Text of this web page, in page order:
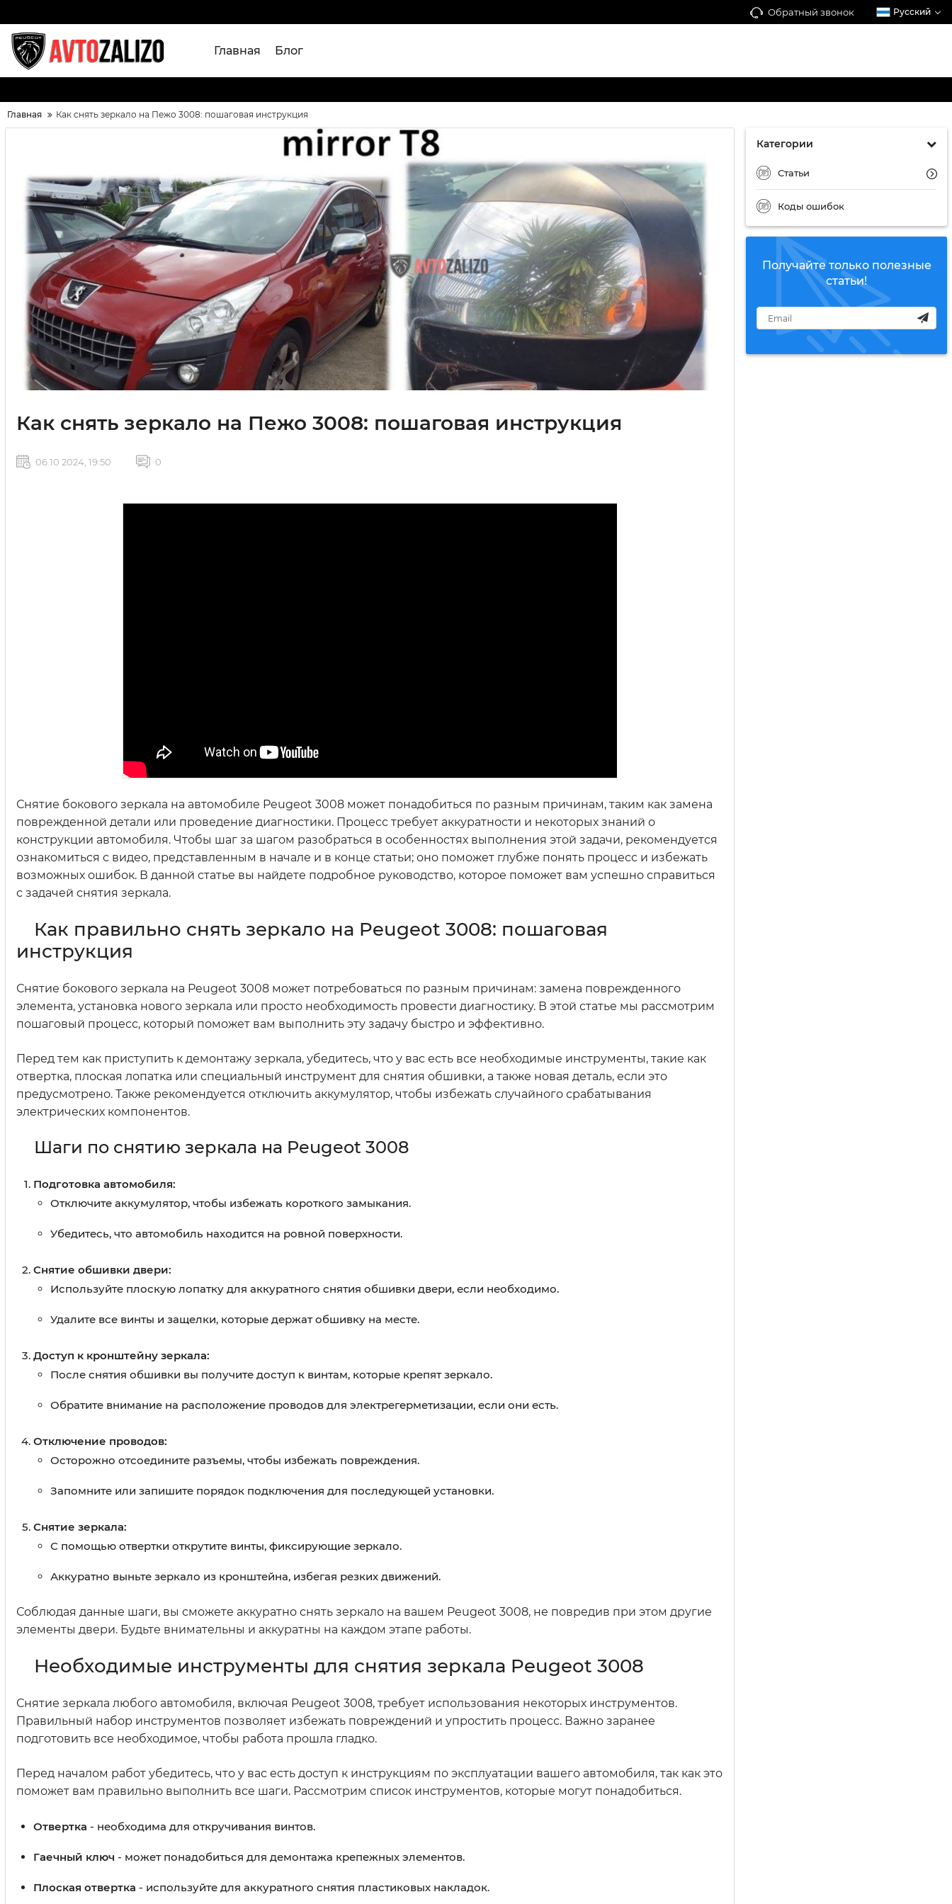
Обратный звонок Русский
Главная Блог
Главная Как снять зеркало на Пежо 3008: пошаговая инструкция
Категории
Статьи
Коды ошибок
Получайте только полезные
статьи!
Как снять зеркало на Пежо 3008: пошаговая инструкция
06 10 2024, 19:50 0
Снятие бокового зеркала на автомобиле Peugeot 3008 может понадобиться по разным причинам, таким как замена
поврежденной детали или проведение диагностики. Процесс требует аккуратности и некоторых знаний о
конструкции автомобиля. Чтобы шаг за шагом разобраться в особенностях выполнения этой задачи, рекомендуется
ознакомиться с видео, представленным в начале и в конце статьи; оно поможет глубже понять процесс и избежать
возможных ошибок. В данной статье вы найдете подробное руководство, которое поможет вам успешно справиться
с задачей снятия зеркала.
Как правильно снять зеркало на Peugeot 3008: пошаговая
инструкция
Снятие бокового зеркала на Peugeot 3008 может потребоваться по разным причинам: замена поврежденного
элемента, установка нового зеркала или просто необходимость провести диагностику. В этой статье мы рассмотрим
пошаговый процесс, который поможет вам выполнить эту задачу быстро и эффективно.
Перед тем как приступить к демонтажу зеркала, убедитесь, что у вас есть все необходимые инструменты, такие как
отвертка, плоская лопатка или специальный инструмент для снятия обшивки, а также новая деталь, если это
предусмотрено. Также рекомендуется отключить аккумулятор, чтобы избежать случайного срабатывания
электрических компонентов.
Шаги по снятию зеркала на Peugeot 3008
Подготовка автомобиля:
Отключите аккумулятор, чтобы избежать короткого замыкания.
Убедитесь, что автомобиль находится на ровной поверхности.
Снятие обшивки двери:
Используйте плоскую лопатку для аккуратного снятия обшивки двери, если необходимо.
Удалите все винты и защелки, которые держат обшивку на месте.
Доступ к кронштейну зеркала:
После снятия обшивки вы получите доступ к винтам, которые крепят зеркало.
Обратите внимание на расположение проводов для электрегерметизации, если они есть.
Отключение проводов:
Осторожно отсоедините разъемы, чтобы избежать повреждения.
Запомните или запишите порядок подключения для последующей установки.
Снятие зеркала:
С помощью отвертки открутите винты, фиксирующие зеркало.
Аккуратно выньте зеркало из кронштейна, избегая резких движений.
Соблюдая данные шаги, вы сможете аккуратно снять зеркало на вашем Peugeot 3008, не повредив при этом другие
элементы двери. Будьте внимательны и аккуратны на каждом этапе работы.
Необходимые инструменты для снятия зеркала Peugeot 3008
Снятие зеркала любого автомобиля, включая Peugeot 3008, требует использования некоторых инструментов.
Правильный набор инструментов позволяет избежать повреждений и упростить процесс. Важно заранее
подготовить все необходимое, чтобы работа прошла гладко.
Перед началом работ убедитесь, что у вас есть доступ к инструкциям по эксплуатации вашего автомобиля, так как это
поможет вам правильно выполнить все шаги. Рассмотрим список инструментов, которые могут понадобиться.
Отвертка - необходима для откручивания винтов.
Гаечный ключ - может понадобиться для демонтажа крепежных элементов.
Плоская отвертка - используйте для аккуратного снятия пластиковых накладок.